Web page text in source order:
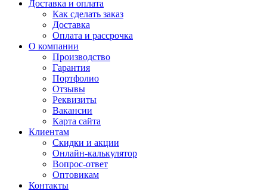
Доставка и оплата
Как сделать заказ
Доставка
Оплата и рассрочка
О компании
Производство
Гарантия
Портфолио
Отзывы
Реквизиты
Вакансии
Карта сайта
Клиентам
Скидки и акции
Онлайн-калькулятор
Вопрос-ответ
Оптовикам
Контакты